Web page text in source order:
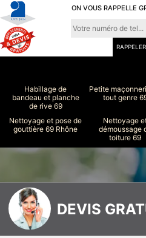
ON VOUS RAPPELLE
Habillage de
bandeau et planche
de rive 69
Petite
tout genre
Nettoyage et pose de
gouttière 69 Rhône
Nettoyage
démoussage
toiture 69
Couvreur 69
DEVIS